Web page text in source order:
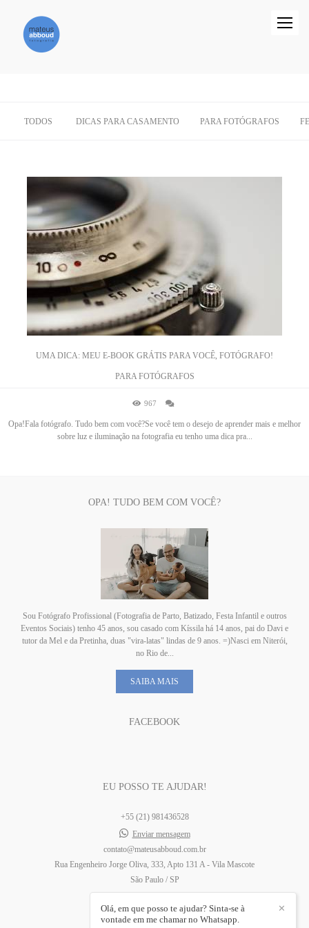
TODOS DICAS PARA CASAMENTO PARA FOTÓGRAFOS
UMA DICA: MEU E-BOOK GRÁTIS PARA VOCÊ, FOTÓGRAFO!
PARA FOTÓGRAFOS
967
Opa!Fala fotógrafo. Tudo bem com você?Se você tem o desejo de aprender mais e melhor
sobre luz e iluminação na fotografia eu tenho uma dica pra...
OPA! TUDO BEM COM VOCÊ?
Sou Fotógrafo Profissional (Fotografia de Parto, Batizado, Festa Infantil e outros
Eventos Sociais) tenho 45 anos, sou casado com Kíssila há 14 anos, pai do Davi e
tutor da Mel e da Pretinha, duas "vira-latas" lindas de 9 anos. =)Nasci em Niterói,
no Rio de...
SAIBA MAIS
FACEBOOK
EU POSSO TE AJUDAR!
+55 (21) 981436528
Enviar mensagem
contato@mateusabboud.com.br
Rua Engenheiro Jorge Oliva, 333, Apto 131 A - Vila Mascote
São Paulo / SP
✕
Olá, em que posso te ajudar? Sinta-se à
vontade em me chamar no Whatsapp.